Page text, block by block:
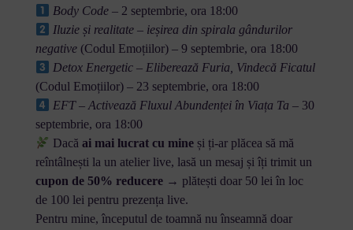
Body Code – 2 septembrie, ora 18:00
Iluzie și realitate – ieșirea din spirala gândurilor
negative(Codul Emoțiilor) – 9 septembrie, ora 18:00
Detox Energetic – Eliberează Furia, Vindecă Ficatul
(Codul Emoțiilor) – 23 septembrie, ora 18:00
EFT – Activează Fluxul Abundenței în Viața Ta – 30
septembrie, ora 18:00
Dacăai mai lucrat cu mine și ți-ar plăcea să mă
reîntâlnești la un atelier live, lasă un mesaj și îți trimit un
cupon de 50% reducere→ plătești doar 50 lei în loc
de 100 lei pentru prezența live.
Pentru mine, începutul de toamnă nu înseamnă doar